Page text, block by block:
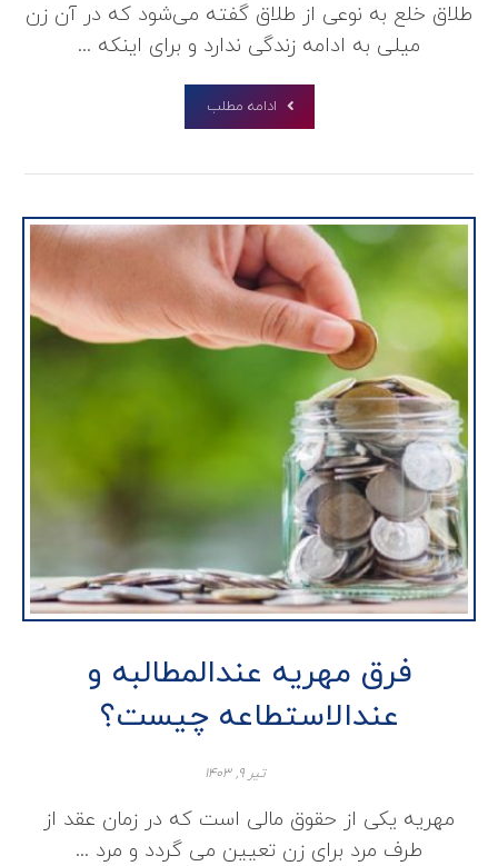
طلاق خلع به نوعی از طلاق گفته می‌شود که در آن زن
میلی به ادامه زندگی ندارد و برای اینکه ...
ادامه مطلب
فرق مهریه عندالمطالبه و
عندالاستطاعه چیست؟
تیر ۹, ۱۴۰۳
مهریه یکی از حقوق مالی است که در زمان عقد از
طرف مرد برای زن تعیین می گردد و مرد ...